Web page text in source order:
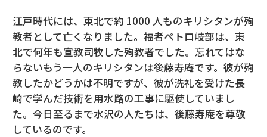
江戸時代には、東北で約 1000 人ものキリシタンが殉
教者として亡くなりました。福者ペトロ岐部は、東
北で何年も宣教司牧した殉教者でした。忘れてはな
らないもう一人のキリシタンは後藤寿庵です。彼が殉
教したかどうかは不明ですが、彼が洗礼を受けた長
崎で学んだ技術を用水路の工事に駆使していまし
た。今日至るまで水沢の人たちは、後藤寿庵を尊敬
しているのです。